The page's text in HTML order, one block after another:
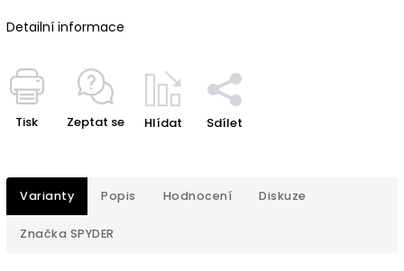
Detailní informace
Tisk Zeptat se Hlídat Sdílet
Varianty Popis Hodnocení Diskuze
Značka SPYDER